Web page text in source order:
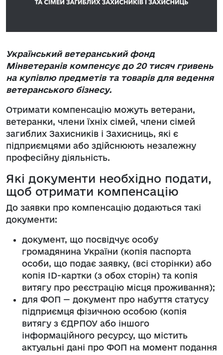
Український ветеранський фонд
Мінветеранів компенсує до 20 тисяч гривень
на купівлю предметів та товарів для ведення
ветеранського бізнесу.
Отримати компенсацію можуть ветерани,
ветеранки, члени їхніх сімей, члени сімей
загиблих Захисників і Захисниць, які є
підприємцями або здійснюють незалежну
професійну діяльність.
Які документи необхідно подати,
щоб отримати компенсацію
До заявки про компенсацію додаються такі
документи:
документ, що посвідчує особу
громадянина України (копія паспорта
особи, що подає заявку, (всі сторінки) або
копія ID-картки (з обох сторін) та копія
витягу про реєстрацію місця проживання);
для ФОП — документ про набуття статусу
підприємця фізичною особою (копія
витягу з ЄДРПОУ або іншого
інформаційного ресурсу, що містить
актуальні дані про ФОП на момент подання